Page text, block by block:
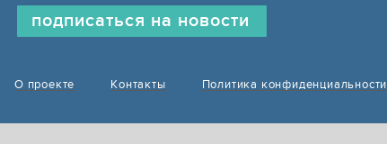
подписаться на новости
О проекте Контакты Политика конфиденциальности